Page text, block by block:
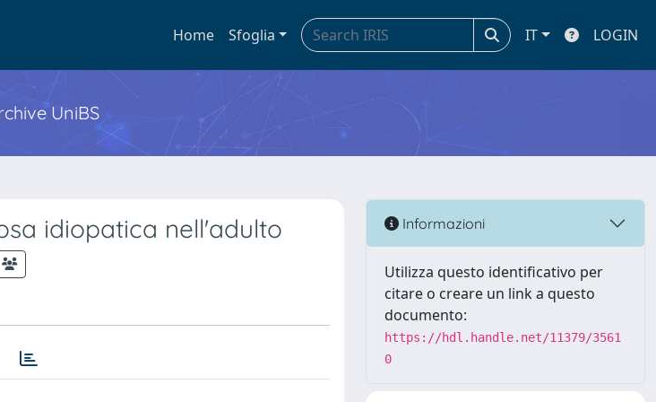
Home Sfoglia IT LOGIN
UniBS
idiopatica nell'adulto Informazioni
Utilizza questo identificativo per
citare o creare un link a questo
documento:
https://hdl.handle.net/11379/3561
0